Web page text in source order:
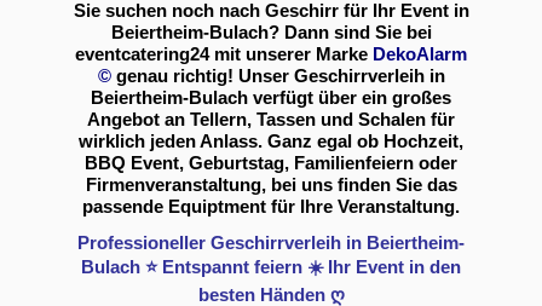
Sie suchen noch nach Geschirr für Ihr Event in
Beiertheim-Bulach? Dann sind Sie bei
eventcatering24 mit unserer Marke DekoAlarm
©genau richtig! Unser Geschirrverleih in
Beiertheim-Bulach verfügt über ein großes
Angebot an Tellern, Tassen und Schalen für
wirklich jeden Anlass. Ganz egal ob Hochzeit,
BBQ Event, Geburtstag, Familienfeiern oder
Firmenveranstaltung, bei uns finden Sie das
passende Equiptment für Ihre Veranstaltung.
Professioneller Geschirrverleih in Beiertheim-
Bulach ⭐ Entspannt feiern ☀️ Ihr Event in den
besten Händen ღ